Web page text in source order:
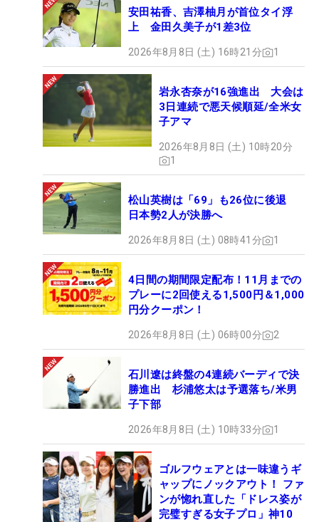
安田祐香、吉澤柚月が首位タイ浮
上 金田久美子が1差3位
2026年8月8日 (土) 16時21分 1
岩永杏奈が16強進出 大会は
3日連続で悪天候順延/全米女
子アマ
2026年8月8日 (土) 10時20分
1
松山英樹は「69」も26位に後退
日本勢2人が決勝へ
2026年8月8日 (土) 08時41分 1
4日間の期間限定配布！11月までの
プレーに2回使える1,500円＆1,000
円分クーポン！
2026年8月8日 (土) 06時00分 2
石川遼は終盤の4連続バーディで決
勝進出 杉浦悠太は予選落ち/米男
子下部
2026年8月8日 (土) 10時33分 1
ゴルフウェアとは一味違うギ
ャップにノックアウト！ ファ
ンが惚れ直した「ドレス姿が
完璧すぎる女子プロ」神10